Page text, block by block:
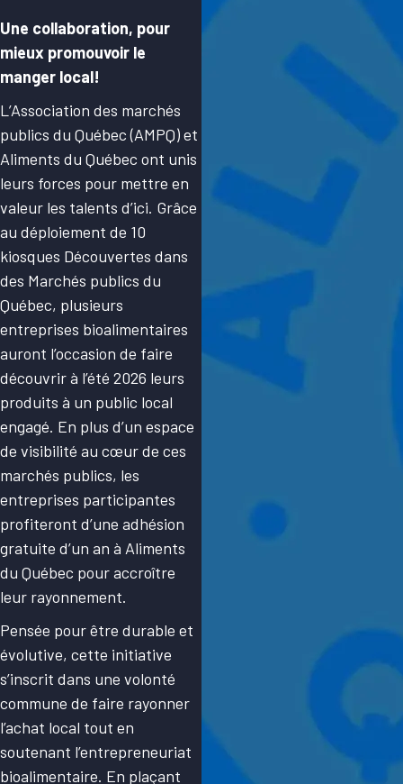
Une collaboration, pour
mieux promouvoir le
manger local!
L’Association des marchés
publics du Québec (AMPQ) et
Aliments du Québec ont unis
leurs forces pour mettre en
valeur les talents d’ici. Grâce
au déploiement de 10
kiosques Découvertes dans
des Marchés publics du
Québec, plusieurs
entreprises bioalimentaires
auront l’occasion de faire
découvrir à l’été 2026 leurs
produits à un public local
engagé. En plus d’un espace
de visibilité au cœur de ces
marchés publics, les
entreprises participantes
profiteront d’une adhésion
gratuite d’un an à Aliments
du Québec pour accroître
leur rayonnement.
Pensée pour être durable et
évolutive, cette initiative
s’inscrit dans une volonté
commune de faire rayonner
l’achat local tout en
soutenant l’entrepreneuriat
bioalimentaire. En plaçant